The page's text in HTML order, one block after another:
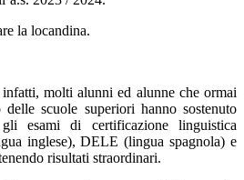
la locandina.
molti alunni ed alunne che ormai
scuole superiori hanno sostenuto
esami di certificazione linguistica
inglese), DELE (lingua spagnola) e
risultati straordinari.